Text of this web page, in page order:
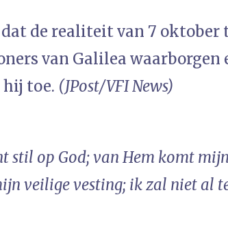
de realiteit van 7 oktober
van Galilea
hij toe. (JPost/VFI News)
stil op God; van Hem komt
veilige vesting; ik zal niet al